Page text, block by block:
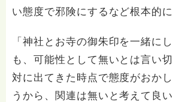
い態度で邪険にするなど根本的に
「神社とお寺の御朱印を一緒に
も、可能性として無いとは言い
対に出てきた時点で態度がおか
うから、関連は無いと考えて良